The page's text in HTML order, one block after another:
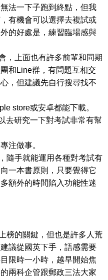
法一下子跑到終點，但我
有機會可以選擇去複試或
的好處是，練習臨場感與
上面也有許多前輩和同期
和Line群，有問題互相交
，但建議先自行搜尋找不
store或安卓都能下載。
去研究一下對考試非常有幫
注做事。
手就能運用各種對考試有
一本書原則，只要覺得它
額外的時間陷入功能性迷
的關鍵，但也是許多人荒
議從國英下手，語感需要
限時一小時，越早開始焦
兩科企管跟郵政三法大家